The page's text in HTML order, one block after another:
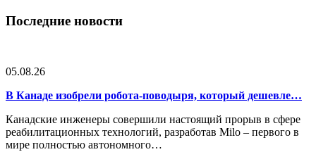
Последние новости
05.08.26
В Канаде изобрели робота-поводыря, который дешевле…
Канадские инженеры совершили настоящий прорыв в сфере
реабилитационных технологий, разработав Milo – первого в
мире полностью автономного…